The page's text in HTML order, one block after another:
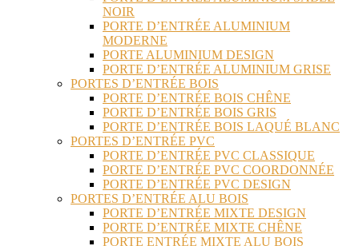
NOIR
PORTE D’ENTRÉE ALUMINIUM
MODERNE
PORTE ALUMINIUM DESIGN
PORTE D’ENTRÉE ALUMINIUM GRISE
PORTES D’ENTRÉE BOIS
PORTE D’ENTRÉE BOIS CHÊNE
PORTE D’ENTRÉE BOIS GRIS
PORTE D’ENTRÉE BOIS LAQUÉ BLANC
PORTES D’ENTRÉE PVC
PORTE D’ENTRÉE PVC CLASSIQUE
PORTE D’ENTRÉE PVC COORDONNÉE
PORTE D’ENTRÉE PVC DESIGN
PORTES D’ENTRÉE ALU BOIS
PORTE D’ENTRÉE MIXTE DESIGN
PORTE D’ENTRÉE MIXTE CHÊNE
PORTE ENTRÉE MIXTE ALU BOIS